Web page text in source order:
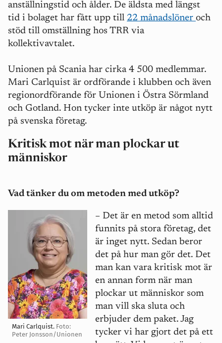
anställningstid och ålder. De äldsta med längst
tid i bolaget har fått upp till 22 månadslöner och
stöd till omställning hos TRR via
kollektivavtalet.
Unionen på Scania har cirka 4 500 medlemmar.
Mari Carlquist är ordförande i klubben och även
regionordförande för Unionen i Östra Sörmland
och Gotland. Hon tycker inte utköp är något nytt
på svenska företag.
Kritisk mot när man plockar ut
människor
Vad tänker du om metoden med utköp?
Mari Carlquist. Foto:
Peter Jonsson/Unionen
– Det är en metod som alltid
funnits på stora företag, det
är inget nytt. Sedan beror
det på hur man gör det. Det
man kan vara kritisk mot är
en annan form när man
plockar ut människor som
man vill ska sluta och
erbjuder dem paket. Jag
tycker vi har gjort det på ett